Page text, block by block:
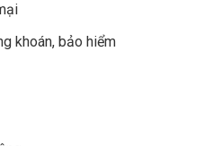
khoán, bảo hiểm